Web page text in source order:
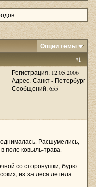
Опции темы
#1
Регистрация: 12.05.2006
Адрес: Санкт - Петербург
Сообщений: 655
Расшумелись,
поле ковыль-трава.
со сторонушки, бурю
из-за леса летела